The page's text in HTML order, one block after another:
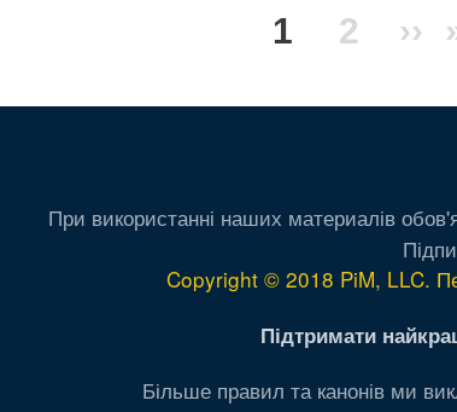
Текущая
1 Page
2 ››
При використанні наших материалів
Copyright © 2018 PiM, LLC.
Підтримати
Більше правил та канонів ми